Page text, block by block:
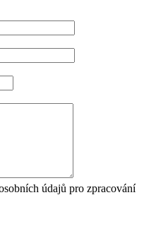
údajů pro zpracování